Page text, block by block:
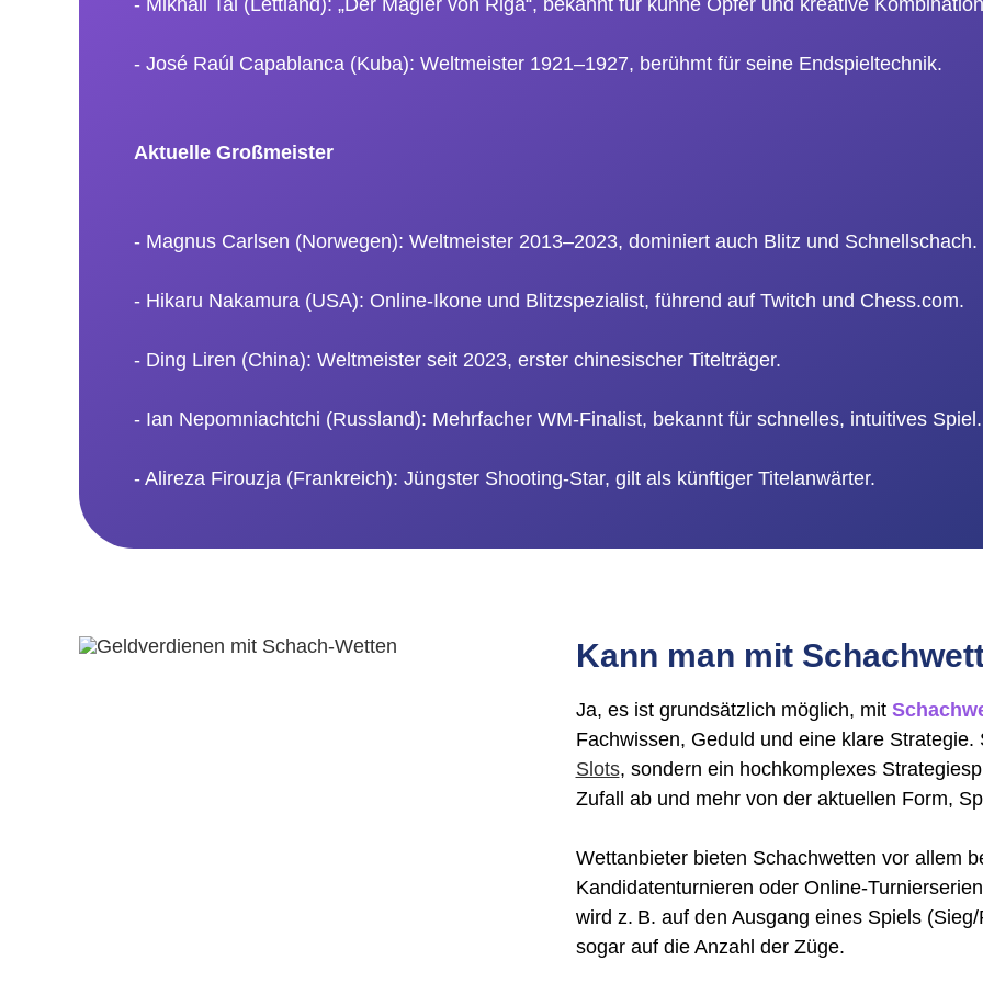
- Mikhail Tal (Lettland): „Der Magier von Riga“, bekannt für kühne Opfer und kreative
- José Raúl Capablanca (Kuba): Weltmeister 1921–1927, berühmt für seine Endspieltechnik.
Aktuelle Großmeister
- Magnus Carlsen (Norwegen): Weltmeister 2013–2023, dominiert auch Blitz und Schnellschach.
- Hikaru Nakamura (USA): Online-Ikone und Blitzspezialist, führend auf Twitch und Chess.com.
- Ding Liren (China): Weltmeister seit 2023, erster chinesischer Titelträger.
- Ian Nepomniachtchi (Russland): Mehrfacher WM-Finalist, bekannt für schnelles, intuitives Spiel.
- Alireza Firouzja (Frankreich): Jüngster Shooting-Star, gilt als künftiger Titelanwärter.
Kann man mit
Ja, es ist grundsätzlich möglich, mit
Fachwissen, Geduld und eine klare
Slots, sondern ein hochkomplexes
Zufall ab und mehr von der aktuellen Form,
Wettanbieter bieten Schachwetten vor allem
Kandidatenturnieren oder Online-
wird z. B. auf den Ausgang eines Spiels
sogar auf die Anzahl der Züge.